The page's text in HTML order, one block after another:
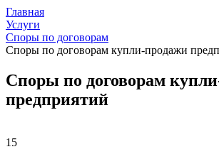
Главная
Услуги
Споры по договорам
Споры по договорам купли-продажи
Споры по договорам
предприятий
15